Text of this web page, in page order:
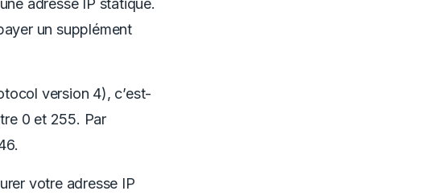
un supplément
version 4), c’est-
0 et 255. Par
votre adresse IP